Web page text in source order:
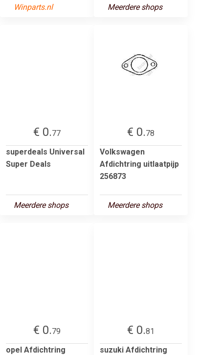
Winparts.nl Meerdere shops
€ 0.77
superdeals Universal
Super Deals
Meerdere shops
€ 0.78
Volkswagen
Afdichtring uitlaatpijp
256873
Meerdere shops
€ 0.79
opel Afdichtring
€ 0.81
suzuki Afdichtring